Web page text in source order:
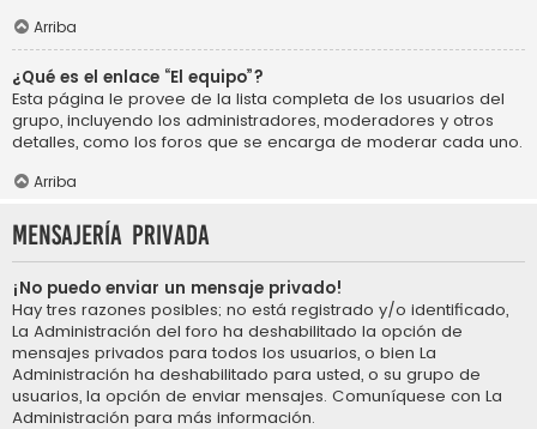
Arriba
¿Qué es el enlace “El equipo”?
Esta página le provee de la lista completa de los usuarios del
grupo, incluyendo los administradores, moderadores y otros
detalles, como los foros que se encarga de moderar cada uno.
Arriba
Mensajería privada
¡No puedo enviar un mensaje privado!
Hay tres razones posibles; no está registrado y/o identificado,
La Administración del foro ha deshabilitado la opción de
mensajes privados para todos los usuarios, o bien La
Administración ha deshabilitado para usted, o su grupo de
usuarios, la opción de enviar mensajes. Comuníquese con La
Administración para más información.